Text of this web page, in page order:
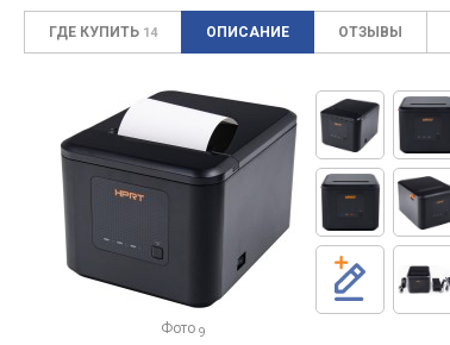
ГДЕ КУПИТЬ 14 ОПИСАНИЕ ОТЗЫВЫ
Фото 9